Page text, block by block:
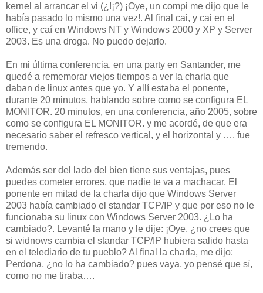
kernel al arrancar el vi (¿!¡?) ¡Oye, un compi me dijo que le
había pasado lo mismo una vez!. Al final cai, y cai en el
office, y caí en Windows NT y Windows 2000 y XP y Server
2003. Es una droga. No puedo dejarlo.
En mi última conferencia, en una party en Santander, me
quedé a rememorar viejos tiempos a ver la charla que
daban de linux antes que yo. Y allí estaba el ponente,
durante 20 minutos, hablando sobre como se configura EL
MONITOR. 20 minutos, en una conferencia, año 2005, sobre
como se configura EL MONITOR. y me acordé, de que era
necesario saber el refresco vertical, y el horizontal y …. fue
tremendo.
Además ser del lado del bien tiene sus ventajas, pues
puedes cometer errores, que nadie te va a machacar. El
ponente en mitad de la charla dijo que Windows Server
2003 había cambiado el standar TCP/IP y que por eso no le
funcionaba su linux con Windows Server 2003. ¿Lo ha
cambiado?. Levanté la mano y le dije: ¡Oye, ¿no crees que
si widnows cambia el standar TCP/IP hubiera salido hasta
en el telediario de tu pueblo? Al final la charla, me dijo:
Perdona, ¿no lo ha cambiado? pues vaya, yo pensé que sí,
como no me tiraba….